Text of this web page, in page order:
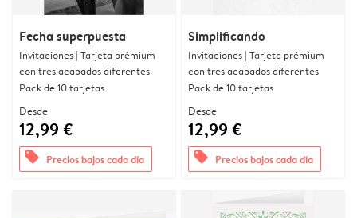
Fecha superpuesta
Invitaciones | Tarjeta prémium
con tres acabados diferentes
Pack de 10 tarjetas
Desde
12,99 €
offers Precios bajos cada día
Simplificando
Invitaciones | Tarjeta prémium
con tres acabados diferentes
Pack de 10 tarjetas
Desde
12,99 €
offers Precios bajos cada día